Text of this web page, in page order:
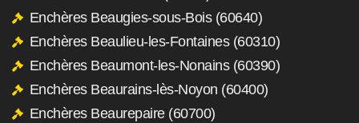
Enchères Beaugies-sous-Bois (60640)
Enchères Beaulieu-les-Fontaines (60310)
Enchères Beaumont-les-Nonains (60390)
Enchères Beaurains-lès-Noyon (60400)
Enchères Beaurepaire (60700)